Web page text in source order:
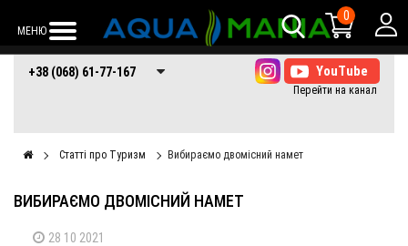
МЕНЮ
0
+38 (068) 61-77-
167
+38 (066) 61-77-+38 (073) 61-77-
167
+38 (068) 61-77-167
Статті про Туризм Вибираємо двомісний намет
ВИБИРАЄМО ДВОМІСНИЙ НАМЕТ
28 10 2021